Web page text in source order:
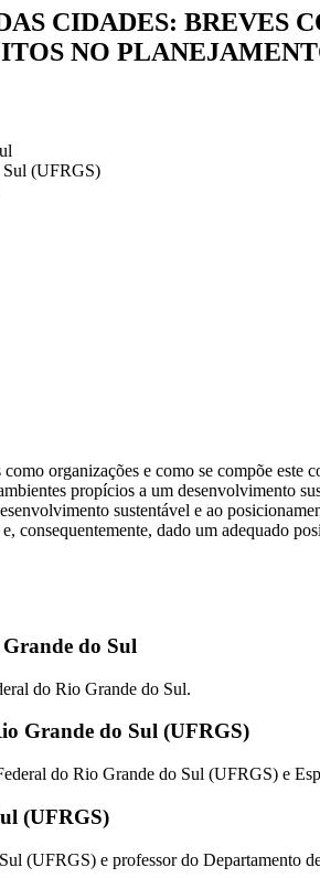
CIDADES: BREVES
NO
Sul (UFRGS)
organizações e como se compõe este
propícios a um desenvolvimento
sustentável e ao
consequentemente, dado um adequado
do Sul
do Rio Grande do Sul.
Grande do Sul (UFRGS)
do Rio Grande do Sul (UFRGS) e
(UFRGS)
(UFRGS) e professor do Departamento